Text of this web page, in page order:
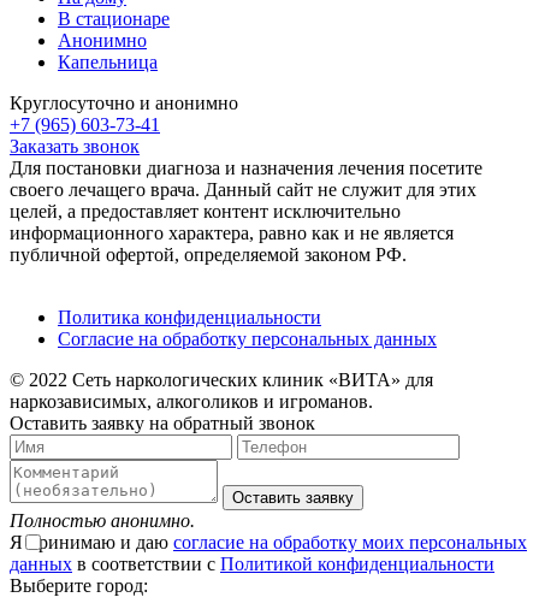
В стационаре
Анонимно
Капельница
Круглосуточно и анонимно
+7 (965) 603-73-41
Заказать звонок
Для постановки диагноза и назначения лечения посетите
своего лечащего врача. Данный сайт не служит для этих
целей, а предоставляет контент исключительно
информационного характера, равно как и не является
публичной офертой, определяемой законом РФ.
Политика конфиденциальности
Согласие на обработку персональных данных
© 2022 Сеть наркологических клиник «ВИТА» для
наркозависимых, алкоголиков и игроманов.
Оставить заявку на обратный звонок
Оставить заявку
Полностью анонимно.
Я принимаю и даю согласие на обработку моих персональных
данных в соответствии с Политикой конфиденциальности
Выберите город: